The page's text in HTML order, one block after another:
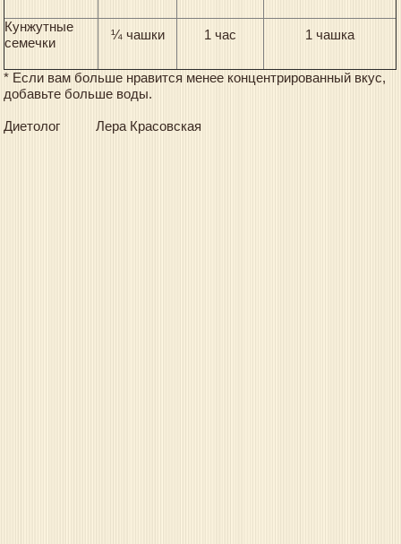
Кунжутные
семечки
¼ чашки 1 час 1 чашка
* Если вам больше нравится менее концентрированный вкус,
добавьте больше воды.
Диетолог Лера Красовская